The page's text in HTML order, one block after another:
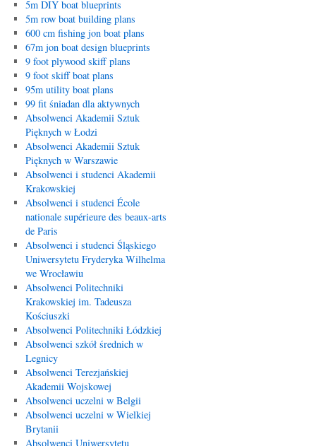
5m DIY boat blueprints
5m row boat building plans
600 cm fishing jon boat plans
67m jon boat design blueprints
9 foot plywood skiff plans
9 foot skiff boat plans
95m utility boat plans
99 fit śniadan dla aktywnych
Absolwenci Akademii Sztuk
Pięknych w Łodzi
Absolwenci Akademii Sztuk
Pięknych w Warszawie
Absolwenci i studenci Akademii
Krakowskiej
Absolwenci i studenci École
nationale supérieure des beaux-arts
de Paris
Absolwenci i studenci Śląskiego
Uniwersytetu Fryderyka Wilhelma
we Wrocławiu
Absolwenci Politechniki
Krakowskiej im. Tadeusza
Kościuszki
Absolwenci Politechniki Łódzkiej
Absolwenci szkół średnich w
Legnicy
Absolwenci Terezjańskiej
Akademii Wojskowej
Absolwenci uczelni w Belgii
Absolwenci uczelni w Wielkiej
Brytanii
Absolwenci Uniwersytetu